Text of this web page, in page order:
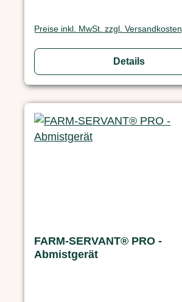
Preise inkl. MwSt. zzgl. Versandkosten
Details
FARM-SERVANT® PRO -
Abmistgerät